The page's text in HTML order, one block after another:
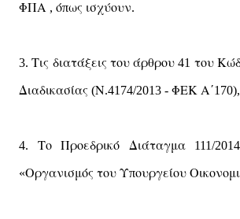
ΦΠΑ , όπως ισχύουν.
3.Τις διατάξεις του άρθρου 41 του
Διαδικασίας (Ν.4174/2013 - ΦΕΚ Α΄170),
4. Το Προεδρικό Διάταγμα111/
«Οργανισμός του Υπουργείου